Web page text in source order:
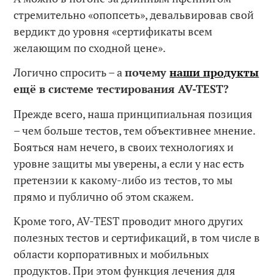
стремительно «опопсеть», девальвировав свой
вердикт до уровня «сертификаты всем
желающим по сходной цене».
Логично спросить – апочемунаши продукты
ещё в системе тестирования AV-TEST?
Прежде всего, наша принципиальная позиция
– чем больше тестов, тем объективнее мнение.
Бояться нам нечего, в своих технологиях и
уровне защиты мы уверены, а если у нас есть
претензии к какому-либо из тестов, то мы
прямо и публично об этом скажем.
Кроме того, AV-TEST проводит много других
полезных тестов и сертификаций, в том числе в
области корпоративных и мобильных
продуктов. При этом функция лечения для